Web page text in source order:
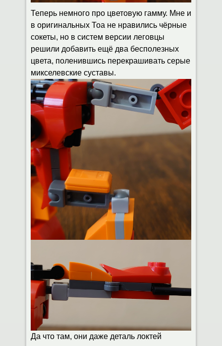
Теперь немного про цветовую гамму. Мне и
в оригинальных Тоа не нравились чёрные
сокеты, но в систем версии леговцы
решили добавить ещё два бесполезных
цвета, поленившись перекрашивать серые
микселевские суставы.
Да что там, они даже деталь локтей